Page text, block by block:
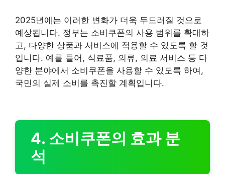
2025년에는 이러한 변화가 더욱 두드러질 것으로
예상됩니다. 정부는 소비쿠폰의 사용 범위를 확대하
고, 다양한 상품과 서비스에 적용할 수 있도록 할 것
입니다. 예를 들어, 식료품, 의류, 의료 서비스 등 다
양한 분야에서 소비쿠폰을 사용할 수 있도록 하여,
국민의 실제 소비를 촉진할 계획입니다.
4. 소비쿠폰의 효과 분
석